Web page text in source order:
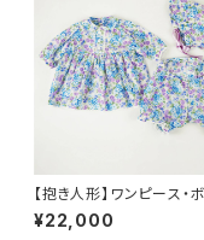
【抱き人形】ワンピース・ボ
ト・オーバーパンツ 3点セ
ルーフラワー)
¥22,000